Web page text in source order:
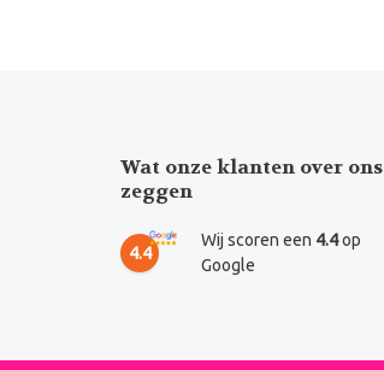
Wat onze klanten over ons
zeggen
4.4
Wij scoren een 4.4op
Google